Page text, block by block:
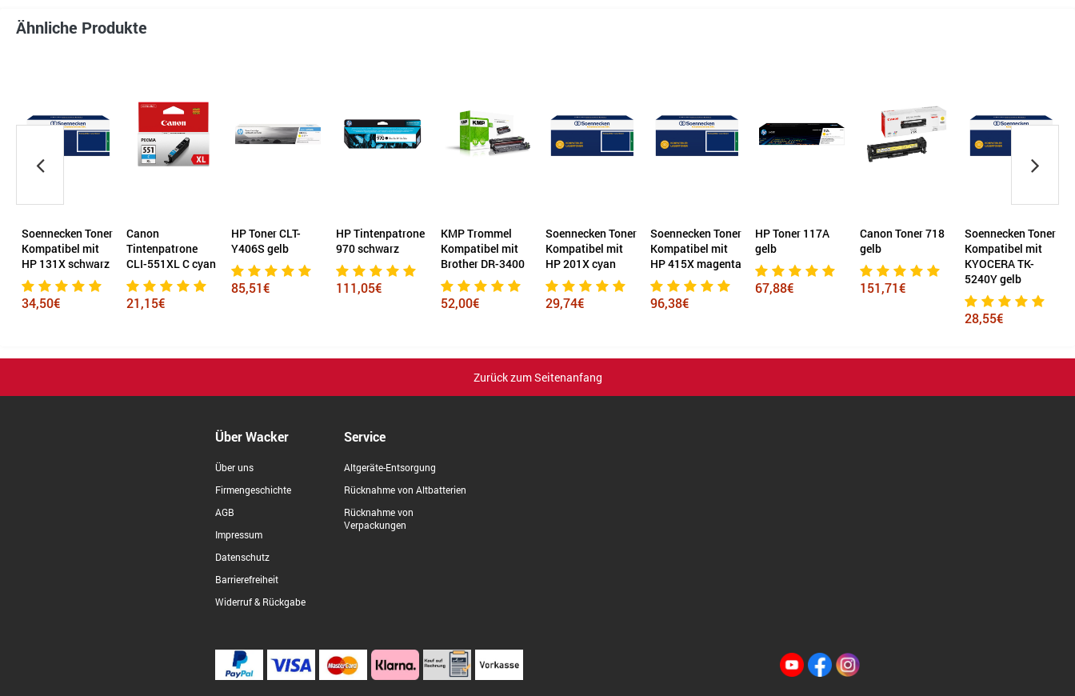
Ähnliche Produkte
Soennecken Toner
Kompatibel mit
HP 131X schwarz
34,50€
Canon
Tintenpatrone
CLI-551XL C cyan
21,15€
HP Toner CLT-
Y406S gelb
85,51€
HP Tintenpatrone
970 schwarz
111,05€
KMP Trommel
Kompatibel mit
Brother DR-3400
52,00€
Soennecken Toner
Kompatibel mit
HP 201X cyan
29,74€
Soennecken Toner
Kompatibel mit
HP 415X magenta
96,38€
HP Toner 117A
gelb
67,88€
Canon Toner 718
gelb
151,71€
Soennecken Toner
Kompatibel mit
KYOCERA TK-
5240Y gelb
28,55€
Zurück zum Seitenanfang
Über Wacker
Über uns
Firmengeschichte
AGB
Impressum
Datenschutz
Barrierefreiheit
Widerruf & Rückgabe
Service
Altgeräte-Entsorgung
Rücknahme von Altbatterien
Rücknahme von
Verpackungen